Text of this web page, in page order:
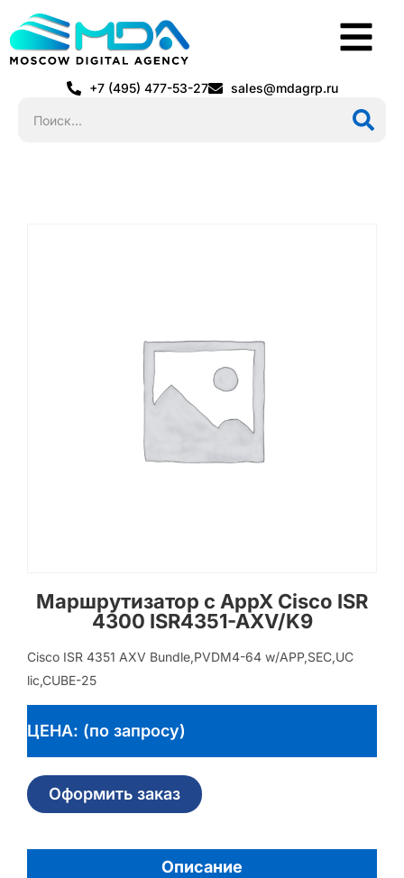
+7 (495) 477-53-27 sales@mdagrp.ru
Маршрутизатор с AppX Cisco ISR
4300 ISR4351-AXV/K9
Cisco ISR 4351 AXV Bundle,PVDM4-64 w/APP,SEC,UC
lic,CUBE-25
ЦЕНА: (по запросу)
Оформить заказ
Описание